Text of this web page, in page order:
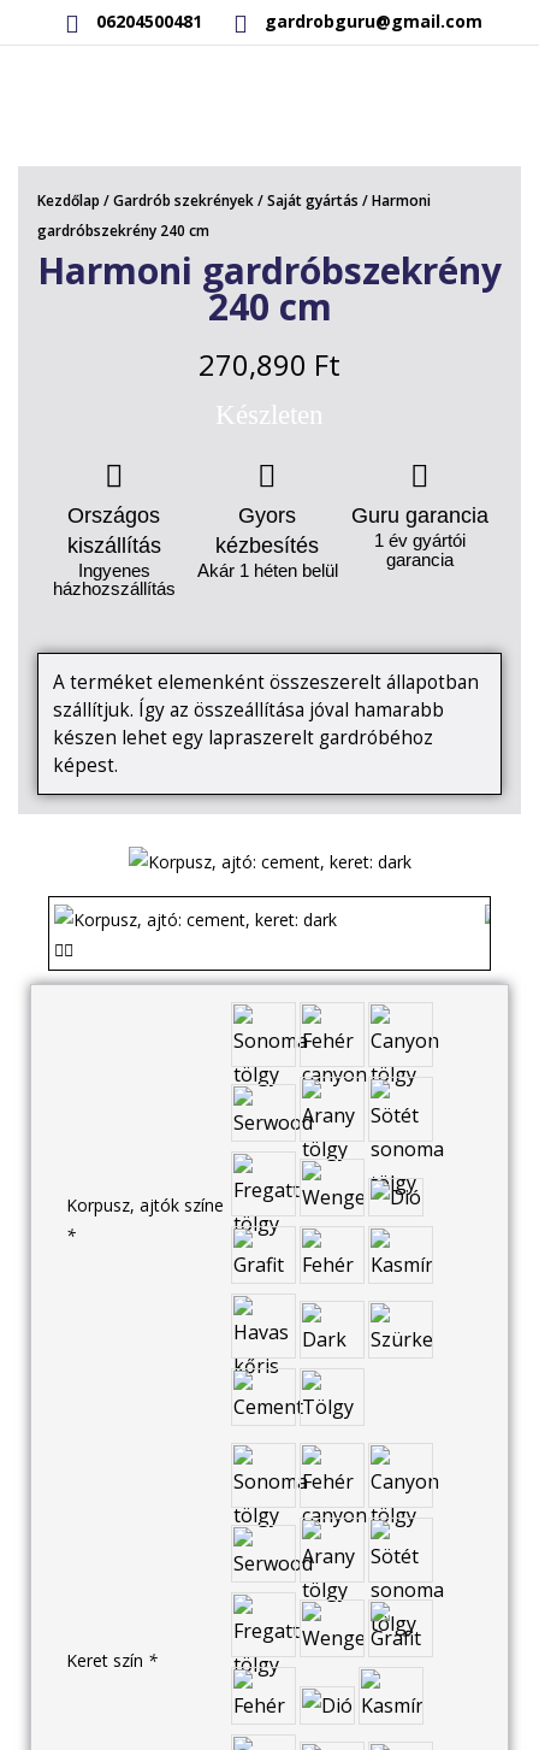
06204500481 gardrobguru@gmail.com
RAKTÁRON LÉVŐ TERMÉKEK
SAJÁT GYÁRTÁSÚ TERMÉKEK
KAPCSOLAT
Kezdőlap /Gardrób szekrények/Saját gyártás / Harmoni
gardróbszekrény 240 cm
Harmoni gardróbszekrény
240 cm
270,890 Ft
Készleten
Országos
kiszállítás
Ingyenes
házhozszállítás
Gyors
kézbesítés
Akár 1 héten belül
Guru garancia
1 év gyártói
garancia
A terméket elemenként összeszerelt állapotban
szállítjuk. Így az összeállítása jóval hamarabb
készen lehet egy lapraszerelt gardróbéhoz
képest.
Korpusz, ajtók színe
*
Keret szín *